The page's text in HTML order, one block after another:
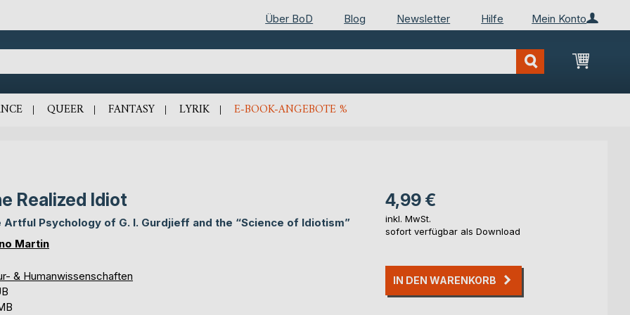
Mein Konto
Über BoD Blog Newsletter Hilfe
Mein
QUEER FANTASY LYRIK E-BOOK-ANGEBOTE %
Realized Idiot
Artful Psychology of G. I. Gurdjieff and the “Science of Idiotism”
Martin
& Humanwissenschaften
4,99 €
inkl. MwSt.
sofort verfügbar als Download
IN DEN WARENKORB